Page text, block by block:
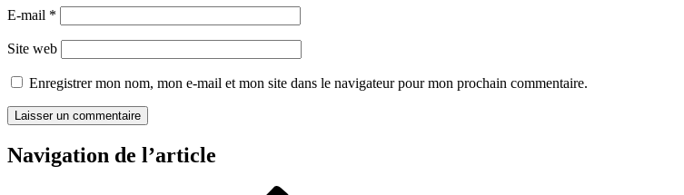
E-mail *
Site web
Enregistrer mon nom, mon e-mail et mon site dans le navigateur pour mon prochain commentaire.
Navigation de l’article